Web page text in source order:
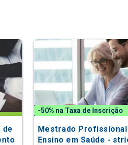
de
-50% na Taxa de Inscrição
Mestrado Profissional
Ensino em Saúde -